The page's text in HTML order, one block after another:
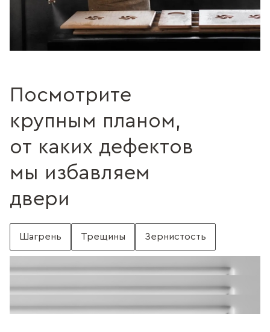
Посмотрите
крупным планом,
от каких дефектов
мы избавляем
двери
Шагрень Трещины Зернистость
Поверхность без шагрени
Без трещин
Без зернистости